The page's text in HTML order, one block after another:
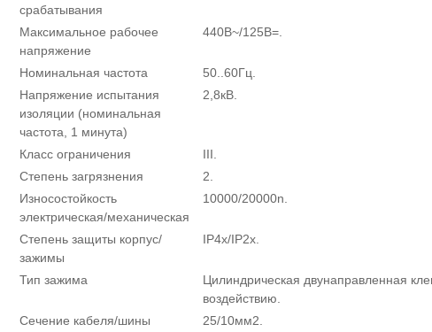
срабатывания
Максимальное рабочее
напряжение
440В~/125В=.
Номинальная частота
50..60Гц.
Напряжение испытания
изоляции (номинальная
частота, 1 минута)
2,8кВ.
Класс ограничения
III.
Степень загрязнения
2.
Износостойкость
электрическая/механическая
10000/20000n.
Степень защиты корпус/
зажимы
IP4x/IP2x.
Тип зажима
Цилиндрическая двунаправленная
воздействию.
Сечение кабеля/шины
25/10мм2.